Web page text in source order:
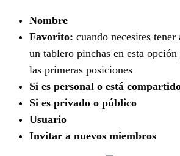
Nombre
Favorito: cuando necesites tener
un tablero pinchas en esta
las primeras posiciones
Si es personal o está
Si es privado o público
Usuario
Invitar a nuevos miembros